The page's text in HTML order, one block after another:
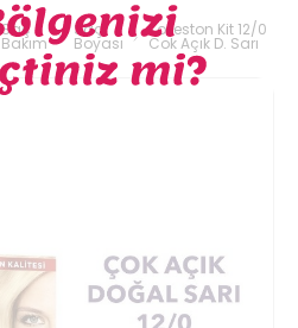
Saç
Bakım
Saç
Boyası
Kolleston Kit 12/0
Cok Açık D. Sarı